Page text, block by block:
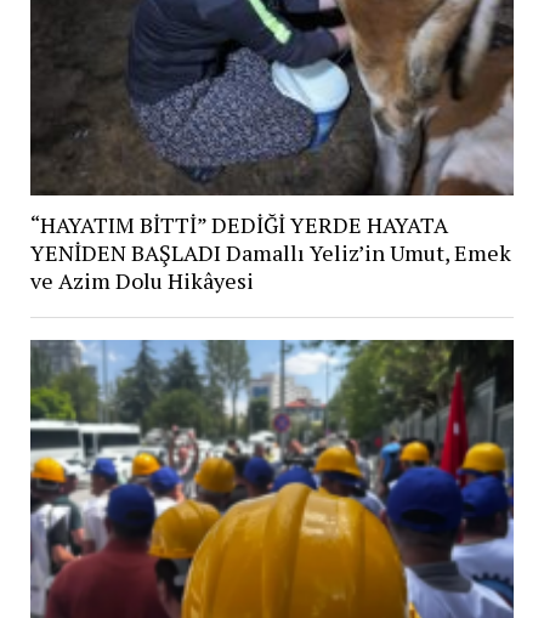
“HAYATIM BİTTİ” DEDİĞİ YERDE HAYATA
YENİDEN BAŞLADI Damallı Yeliz’in Umut, Emek
ve Azim Dolu Hikâyesi